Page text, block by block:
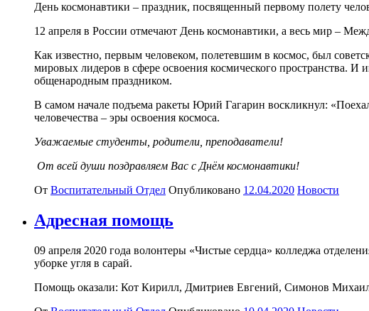
День космонавтики – праздник, посвященный первому полету
12 апреля в России отмечают День космонавтики, а весь мир –
Как известно, первым человеком, полетевшим в космос, был
мировых лидеров в сфере освоения космического пространства.
общенародным праздником.
В самом начале подъема ракеты Юрий Гагарин воскликнул:
человечества – эры освоения космоса.
Уважаемые студенты, родители, преподаватели!
От всей души поздравляем Вас с Днём космонавтики!
От Воспитательный Отдел Опубликовано 12.04.2020 Новости
Адресная помощь
09 апреля 2020 года волонтеры «Чистые сердца» колледжа
уборке угля в сарай.
Помощь оказали: Кот Кирилл, Дмитриев Евгений, Симонов